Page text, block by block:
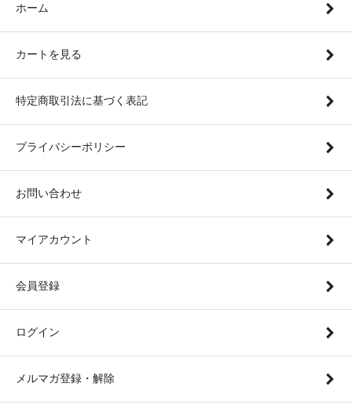
ホーム
カートを見る
特定商取引法に基づく表記
プライバシーポリシー
お問い合わせ
マイアカウント
会員登録
ログイン
メルマガ登録・解除